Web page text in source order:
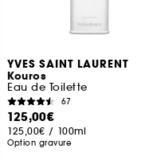
YVES SAINT LAURENT
Kouros
Eau de Toilette
67
125,00€
125,00€ / 100ml
Option gravure